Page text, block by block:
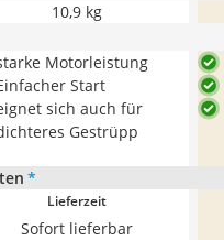
10,9 kg
Motorleistung
Start
sich auch für
Gestrüpp
*
Lieferzeit
Sofort lieferbar